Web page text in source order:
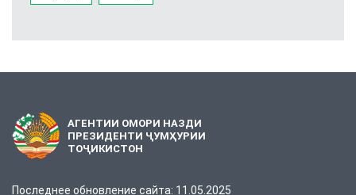
АГЕНТИИ ОМОРИ НАЗДИ
ПРЕЗИДЕНТИ ҶУМҲУРИИ
ТОҶИКИСТОН
Последнее обновление сайта: 11.05.2025